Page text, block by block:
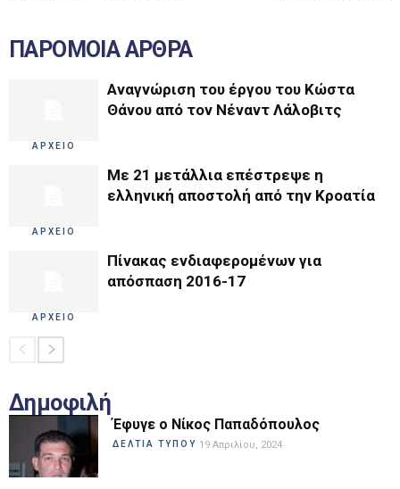
ΠΑΡΟΜΟΙΑ ΑΡΘΡΑ
ΑΡΧΕΙΟ
Αναγνώριση του έργου του Κώστα
Θάνου από τον Νέναντ Λάλοβιτς
ΑΡΧΕΙΟ
Με 21 μετάλλια επέστρεψε η
ελληνική αποστολή από την Κροατία
ΑΡΧΕΙΟ
Πίνακας ενδιαφερομένων για
απόσπαση 2016-17
Δημοφιλή
Έφυγε ο Νίκος Παπαδόπουλος
ΔΕΛΤΙΑ ΤΥΠΟΥ 19 Απριλίου, 2024